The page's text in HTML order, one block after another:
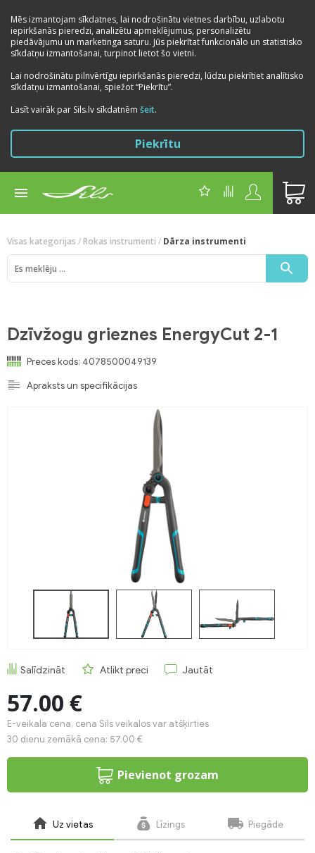
Mēs izmantojam sīkdatnes, lai nodrošinātu vietnes darbību, uzlabotu
iepirkšanās pieredzi, analizētu apmeklējumus, personalizētu
piedāvājumu un marketinga saturu. Jūs piekrītat funkcionālo un statistisko
sīkdatņu izmantošanai, turpinot lietot šo vietni.
Lai nodrošinātu pilnvērtīgu iepirkšanās pieredzi, lūdzu piekrītiet analītisko
sīkdatņu izmantošanai, spiežot “Piekrītu”.
Lasīt vairāk par Sils.lv sīkdatnēm šeit.
Piekrītu
Visas kategorijas / Rokas instrumenti / Dārza instrumenti
Dzīvžogu grieznes EnergyCut 2-1
Preces kods: 4078500049139
Apraksts un specifikācijas
Previous
Salīdzināt Atlikt preci Jautāt
57.00 €
E-veikala cena, cena Sils veikalos var atšķirties
30 dienu zemākā cena: 57.00 €
Pievienot grozam
Uz vietas Līzings Piegāde